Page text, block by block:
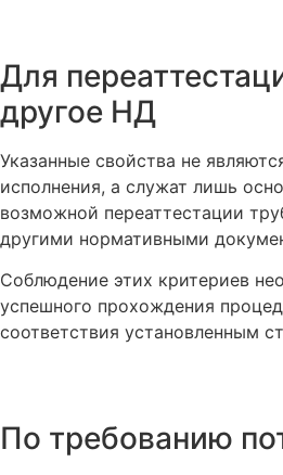
Для
другое НД
Указанные свойства не
исполнения, а служат лишь
возможной переаттестации
другими нормативными
Соблюдение этих критериев
успешного прохождения
соответствия установленным
По требованию